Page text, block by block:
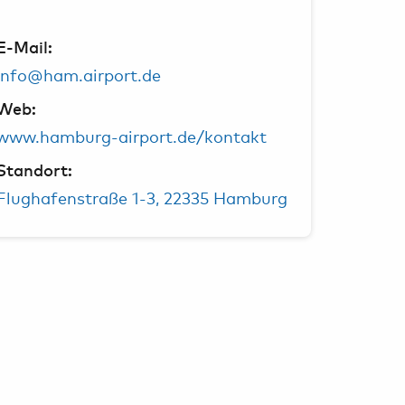
Mail:
airport.de/kontakt
1-3, 22335 Hamburg